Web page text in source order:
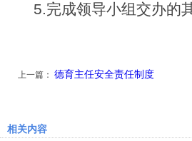
5.完成领导小组交办的
上一篇： 德育主任安全责任制度
相关内容